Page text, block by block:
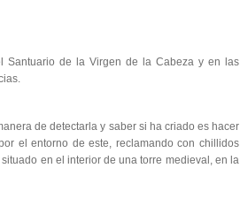
Santuario de la Virgen de la Cabeza y en las
de detectarla y saber si ha criado es hacer
el entorno de este, reclamando con chillidos
en el interior de una torre medieval, en la